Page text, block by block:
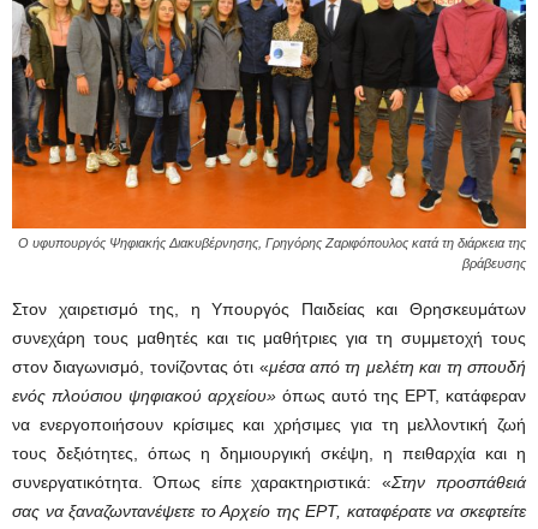
Ο υφυπουργός Ψηφιακής Διακυβέρνησης, Γρηγόρης Ζαριφόπουλος κατά τη διάρκεια της
βράβευσης
Στον χαιρετισμό της, η Υπουργός Παιδείας και Θρησκευμάτων
συνεχάρη τους μαθητές και τις μαθήτριες για τη συμμετοχή τους
στον διαγωνισμό, τονίζοντας ότι «μέσα από τη μελέτη και τη σπουδή
ενός πλούσιου ψηφιακού αρχείου» όπως αυτό της ΕΡΤ, κατάφεραν
να ενεργοποιήσουν κρίσιμες και χρήσιμες για τη μελλοντική ζωή
τους δεξιότητες, όπως η δημιουργική σκέψη, η πειθαρχία και η
συνεργατικότητα. Όπως είπε χαρακτηριστικά: «Στην προσπάθειά
σας να ξαναζωντανέψετε το Αρχείο της ΕΡΤ, καταφέρατε να σκεφτείτε